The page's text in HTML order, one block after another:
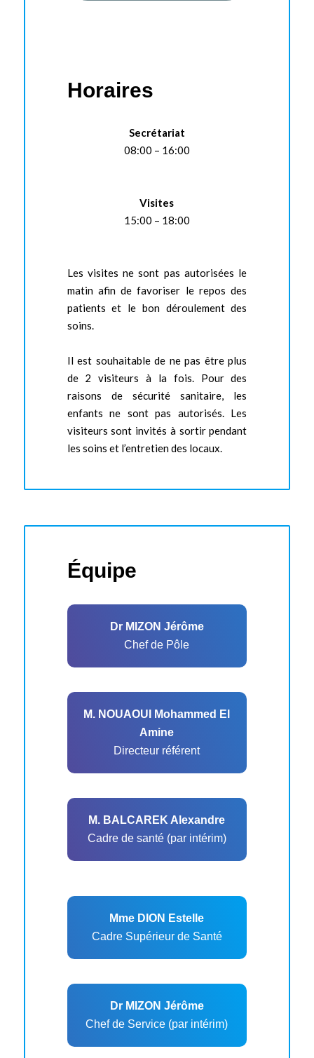
Horaires
Secrétariat
08:00 – 16:00
Visites
15:00 – 18:00
Les visites ne sont pas autorisées le
matin afin de favoriser le repos des
patients et le bon déroulement des
soins.
Il est souhaitable de ne pas être plus
de 2 visiteurs à la fois. Pour des
raisons de sécurité sanitaire, les
enfants ne sont pas autorisés. Les
visiteurs sont invités à sortir pendant
les soins et l’entretien des locaux.
Équipe
Dr MIZON Jérôme
Chef de Pôle
M. NOUAOUI Mohammed El
Amine
Directeur référent
M. BALCAREK Alexandre
Cadre de santé (par intérim)
Mme DION Estelle
Cadre Supérieur de Santé
Dr MIZON Jérôme
Chef de Service (par intérim)